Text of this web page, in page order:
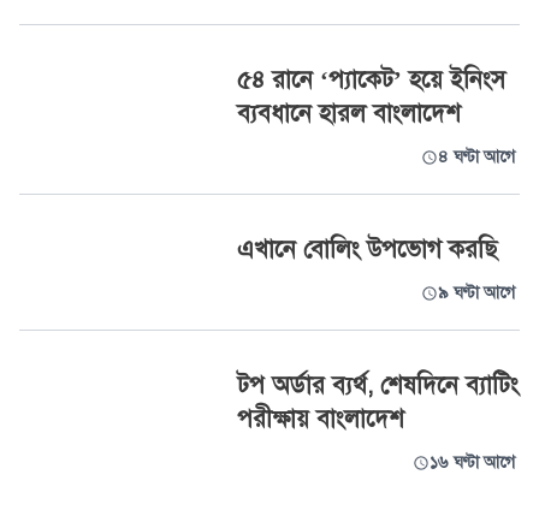
৫৪ রানে ‘প্যাকেট’ হয়ে ইনিংস
ব্যবধানে হারল বাংলাদেশ
৪ ঘণ্টা আগে
এখানে বোলিং উপভোগ করছি
৯ ঘণ্টা আগে
টপ অর্ডার ব্যর্থ, শেষদিনে ব্যাটিং
পরীক্ষায় বাংলাদেশ
১৬ ঘণ্টা আগে